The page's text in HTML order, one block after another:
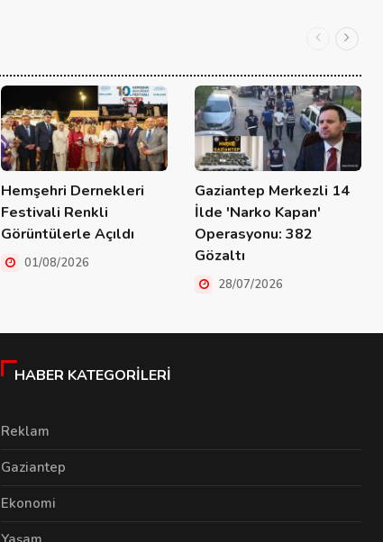
Hemşehri Dernekleri
Festivali Renkli
Görüntülerle Açıldı
01/08/2026
Gaziantep Merkezli 14
İlde 'Narko Kapan'
Operasyonu: 382
Gözaltı
28/07/2026
HABER KATEGORILERI
Reklam
Gaziantep
Ekonomi